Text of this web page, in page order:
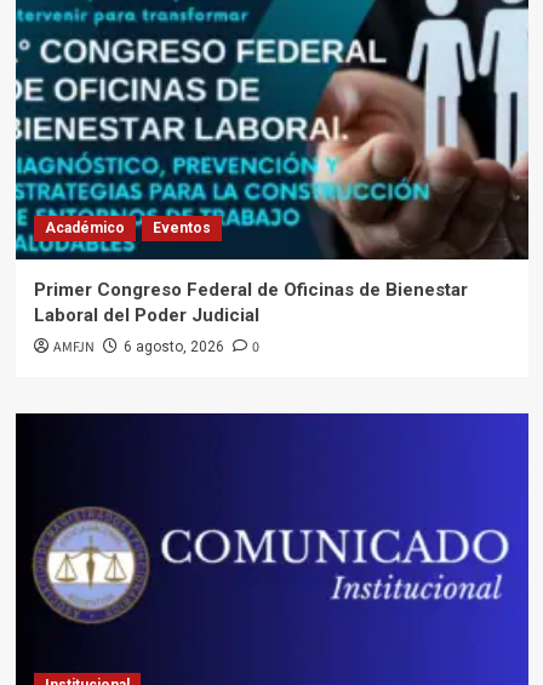
Académico Eventos
Primer Congreso Federal de Oficinas de Bienestar
Laboral del Poder Judicial
AMFJN 6 agosto, 2026 0